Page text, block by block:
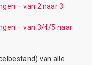
– van 2 naar 3
– van 3/4/5 naar
van alle